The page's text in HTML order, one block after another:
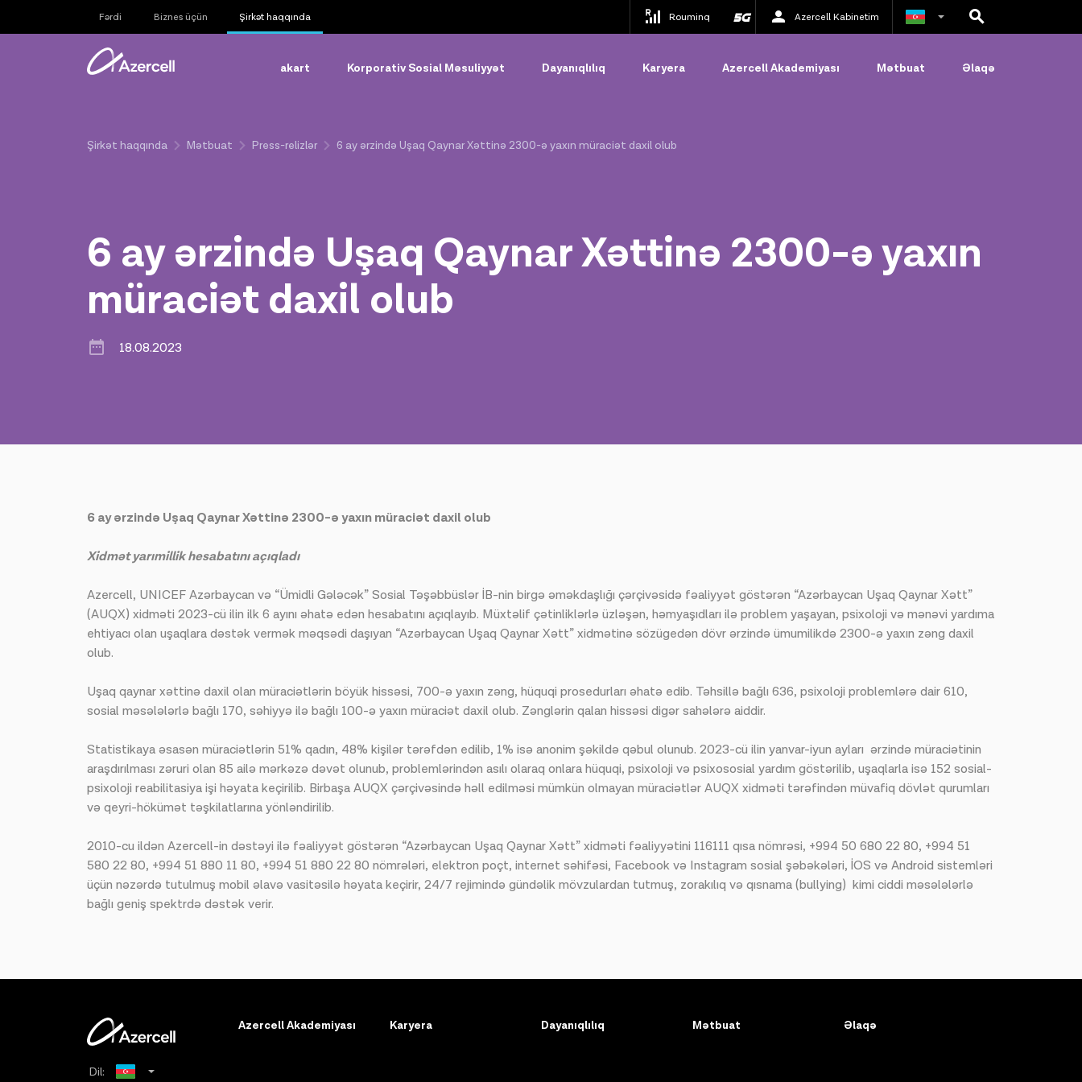
Fərdi Biznes üçün Şirkət haqqında Rouminq Azercell Kabinetim
akart Korporativ Sosial Məsuliyyət Dayanıqlılıq Karyera Azercell Akademiyası Mətbuat Əlaqə
Şirkət haqqında Mətbuat Press-relizlər 6 ay ərzində Uşaq Qaynar Xəttinə 2300-ə yaxın müraciət daxil olub
6 ay ərzində Uşaq Qaynar Xəttinə 2300-ə yaxın
müraciət daxil olub
18.08.2023
6 ay ərzində Uşaq Qaynar Xəttinə 2300-ə yaxın müraciət daxil olub
Xidmət yarımillik hesabatını açıqladı
Azercell, UNICEF Azərbaycan və “Ümidli Gələcək” Sosial Təşəbbüslər İB-nin birgə əməkdaşlığı çərçivəsidə fəaliyyət göstərən “Azərbaycan Uşaq Qaynar Xətt”
(AUQX) xidməti 2023-cü ilin ilk 6 ayını əhatə edən hesabatını açıqlayıb. Müxtəlif çətinliklərlə üzləşən, həmyaşıdları ilə problem yaşayan, psixoloji və mənəvi yardıma
ehtiyacı olan uşaqlara dəstək vermək məqsədi daşıyan “Azərbaycan Uşaq Qaynar Xətt” xidmətinə sözügedən dövr ərzində ümumilikdə 2300-ə yaxın zəng daxil
olub.
Uşaq qaynar xəttinə daxil olan müraciətlərin böyük hissəsi, 700-ə yaxın zəng, hüquqi prosedurları əhatə edib. Təhsillə bağlı 636, psixoloji problemlərə dair 610,
sosial məsələlərlə bağlı 170, səhiyyə ilə bağlı 100-ə yaxın müraciət daxil olub. Zənglərin qalan hissəsi digər sahələrə aiddir.
Statistikaya əsasən müraciətlərin 51% qadın, 48% kişilər tərəfdən edilib, 1% isə anonim şəkildə qəbul olunub. 2023-cü ilin yanvar-iyun ayları ərzində müraciətinin
araşdırılması zəruri olan 85 ailə mərkəzə dəvət olunub, problemlərindən asılı olaraq onlara hüquqi, psixoloji və psixososial yardım göstərilib, uşaqlarla isə 152 sosial-
psixoloji reabilitasiya işi həyata keçirilib. Birbaşa AUQX çərçivəsində həll edilməsi mümkün olmayan müraciətlər AUQX xidməti tərəfindən müvafiq dövlət qurumları
və qeyri-hökümət təşkilatlarına yönləndirilib.
2010-cu ildən Azercell-in dəstəyi ilə fəaliyyət göstərən “Azərbaycan Uşaq Qaynar Xətt” xidməti fəaliyyətini 116111 qısa nömrəsi, +994 50 680 22 80, +994 51
580 22 80, +994 51 880 11 80, +994 51 880 22 80 nömrələri, elektron poçt, internet səhifəsi, Facebook və Instagram sosial şəbəkələri, İOS və Android sistemləri
üçün nəzərdə tutulmuş mobil əlavə vasitəsilə həyata keçirir, 24/7 rejimində gündəlik mövzulardan tutmuş, zorakılıq və qısnama (bullying) kimi ciddi məsələlərlə
bağlı geniş spektrdə dəstək verir.
Dil:
Azercell Akademiyası Karyera Dayanıqlılıq Mətbuat Əlaqə